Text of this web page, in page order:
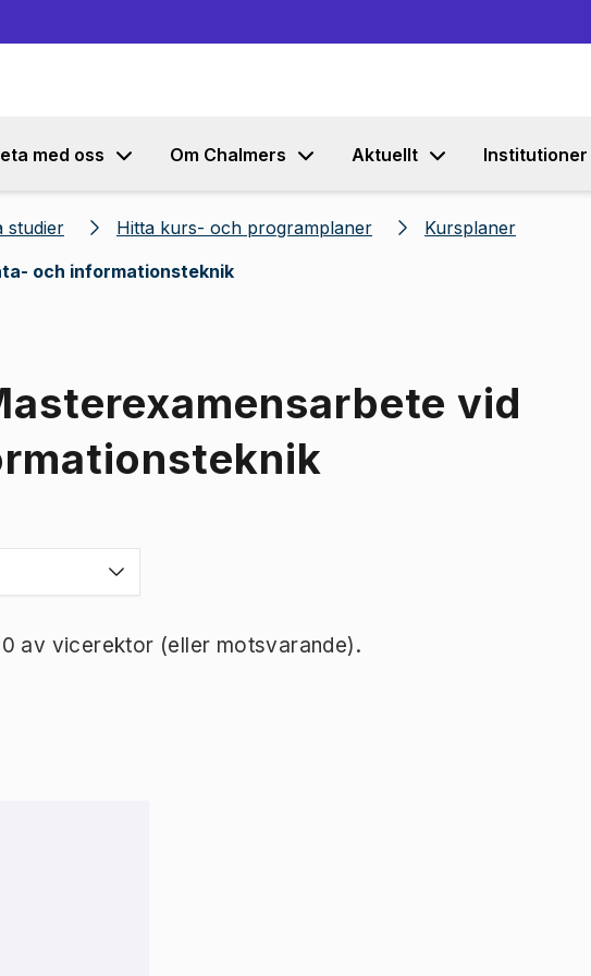
med oss Om Chalmers Aktuellt Institutioner
studier Hitta kurs- och programplaner
Kursplaner
och informationsteknik
vid
av vicerektor (eller motsvarande).